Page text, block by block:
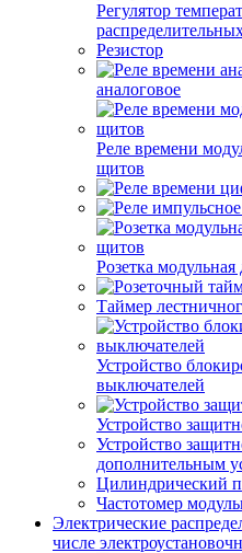
Регулятор
Резистор
аналоговое
Реле времени
щитов
Розетка
Таймер
Устройство
выключателей
Устройство
Устройство
дополнительным
Цилиндрический
Частотомер
Электрические
числе